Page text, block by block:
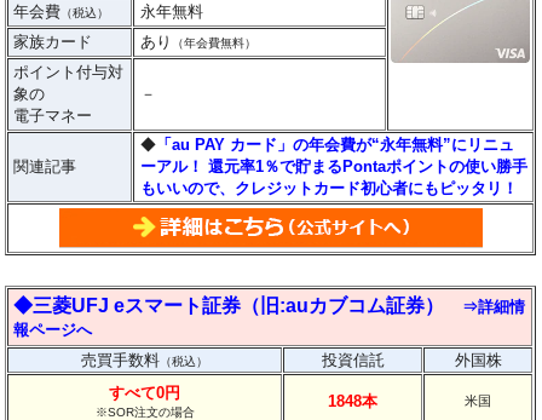
年会費 （税込）
永年無料
家族カード
あり （年会費無料）
ポイント付与対
象の
電子マネー
－
関連記事
◆ 「au PAY カード」の年会費が“永年無料”にリニュ
ーアル！ 還元率1％で貯まるPontaポイントの使い勝手
もいいので、クレジットカード初心者にもピッタリ！
◆三菱UFJ eスマート証券（旧:auカブコム証券）
⇒詳細情
報ページへ
売買手数料 （税込） 投資信託
外国株
すべて0円
※SOR注文の場合
1848本 米国